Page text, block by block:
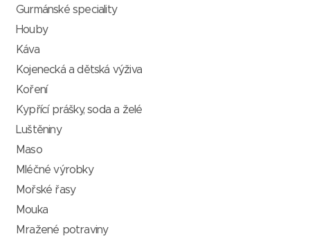
Gurmánské speciality
Houby
Káva
Kojenecká a dětská výživa
Koření
Kypřící prášky, soda a želé
Luštěniny
Maso
Mléčné výrobky
Mořské řasy
Mouka
Mražené potraviny